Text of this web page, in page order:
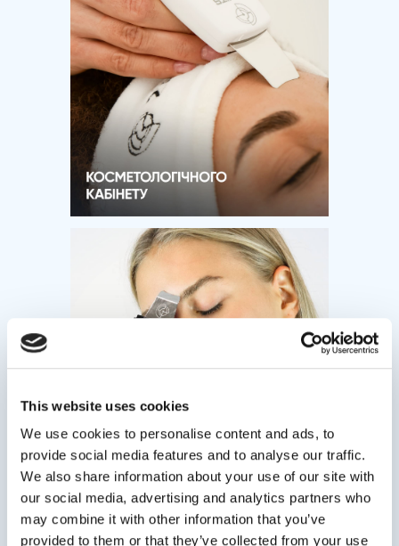
This website uses cookies
We use cookies to personalise content and ads, to
provide social media features and to analyse our traffic.
We also share information about your use of our site with
our social media, advertising and analytics partners who
may combine it with other information that you’ve
provided to them or that they’ve collected from your use